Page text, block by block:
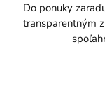
Do ponuky
transparentným